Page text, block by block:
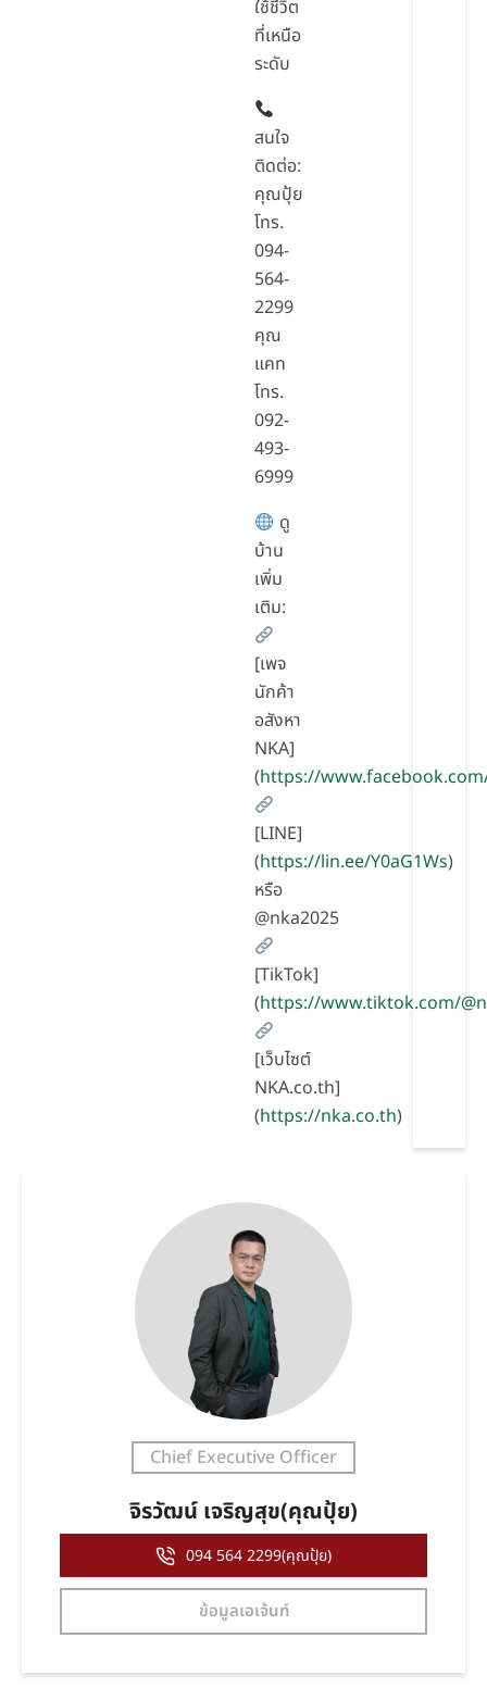
ใช้ชีวิต
ที่เหนือ
ระดับ
สนใจ
ติดต่อ:
คุณปุ้ย
โทร.
094-
564-
2299
คุณ
แคท
โทร.
092-
493-
6999
ดู
บ้าน
เพิ่ม
เติม:
[เพจ
นักค้า
อสังหา
NKA]
(https://
[LINE]
(https://lin.ee/Y0aG1Ws)
หรือ
@nka2025
[TikTok]
(https://www.tiktok.com/
[เว็บไซต์
NKA.co.th]
(https://nka.co.th)
Chief Executive Officer
จิรวัฒน์ เจริญสุข(คุณปุ้ย)
094 564 2299(คุณปุ้ย)
ข้อมูลเอเจ้นท์